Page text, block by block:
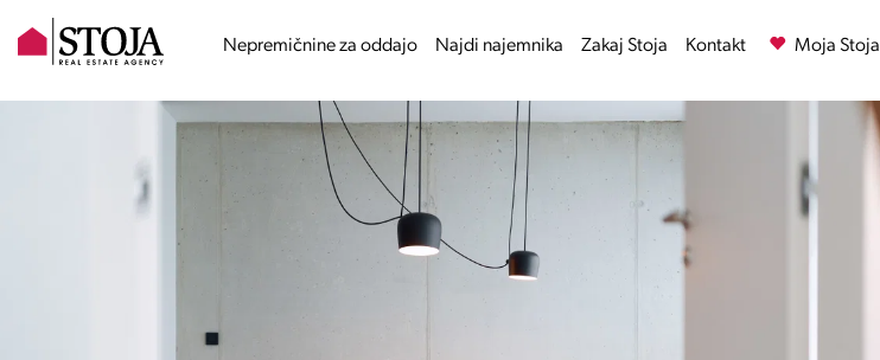
Nepremičnine za oddajo Najdi najemnika Zakaj Stoja Kontakt Moja Stoja